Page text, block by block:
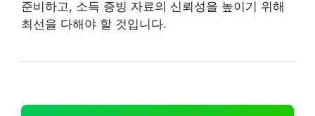
준비하고, 소득 증빙 자료의 신뢰성을 높이기 위해
최선을 다해야 할 것입니다.